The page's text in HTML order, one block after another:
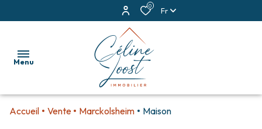
0 Fr
Menu
Accueil Vente Marckolsheim Maison